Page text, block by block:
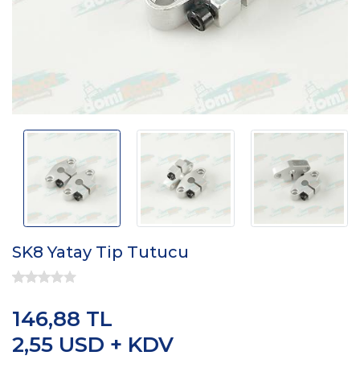
SK8 Yatay Tip Tutucu
2,55 USD + KDV
146,88 TL